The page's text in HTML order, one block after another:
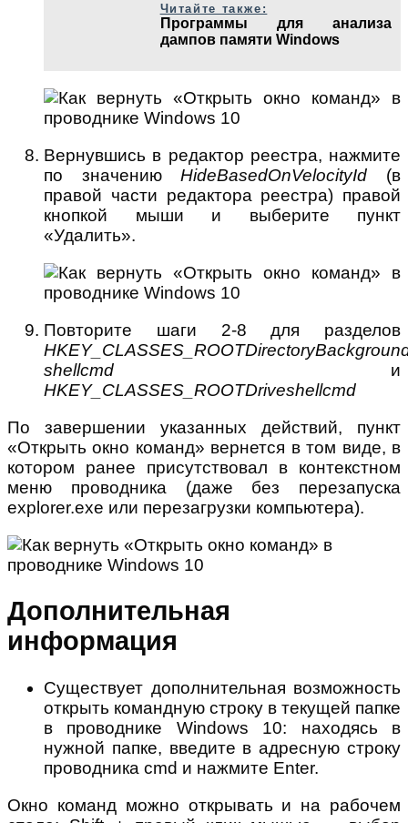
Читайте также:
Программы для анализа
дампов памяти Windows
Вернувшись в редактор реестра, нажмите
по значениюHideBasedOnVelocityId (в
правой части редактора реестра) правой
кнопкой мыши и выберите пункт
«Удалить».
Повторите шаги 2-8 для разделов
shellcmd и
HKEY_CLASSES_ROOTDriveshellcmd
По завершении указанных действий, пункт
«Открыть окно команд» вернется в том виде, в
котором ранее присутствовал в контекстном
меню проводника (даже без перезапуска
explorer.exe или перезагрузки компьютера).
Дополнительная
информация
Существует дополнительная возможность
открыть командную строку в текущей папке
в проводнике Windows 10: находясь в
нужной папке, введите в адресную строку
проводника cmd и нажмите Enter.
Окно команд можно открывать и на рабочем